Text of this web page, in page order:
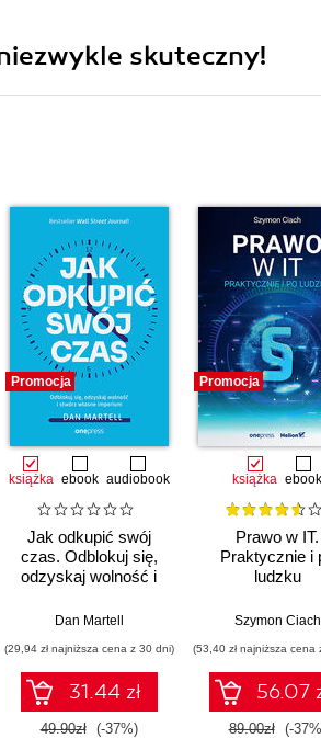
skuteczny!
Promocja
książka ebook audiobook
Jak odkupić swój
czas. Odblokuj się,
odzyskaj wolność i
imperium
Dan Martell
(29,94 zł najniższa cena z 30 dni)
31.44 zł
49.90zł (-37%)
Promocja
książka ebook
Prawo w IT.
Praktycznie i
ludzku
Szymon Ciach
(53,40 zł najniższa cena
56.07
89.00zł (-